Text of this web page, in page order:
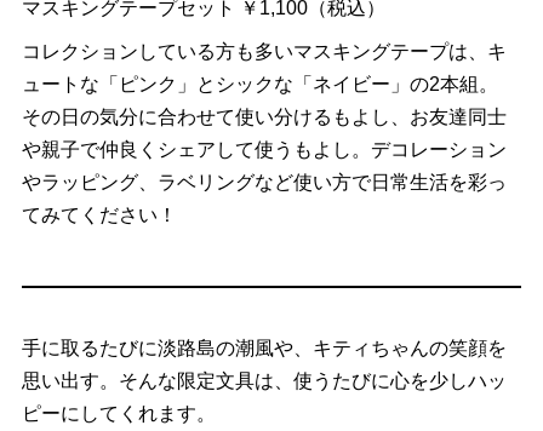
マスキングテープセット ￥1,100（税込）
コレクションしている方も多いマスキングテープは、キ
ュートな「ピンク」とシックな「ネイビー」の2本組。
その日の気分に合わせて使い分けるもよし、お友達同士
や親子で仲良くシェアして使うもよし。デコレーション
やラッピング、ラベリングなど使い方で日常生活を彩っ
てみてください！
手に取るたびに淡路島の潮風や、キティちゃんの笑顔を
思い出す。そんな限定文具は、使うたびに心を少しハッ
ピーにしてくれます。